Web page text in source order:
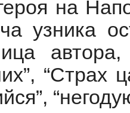
на
узника
автора,
“Страх